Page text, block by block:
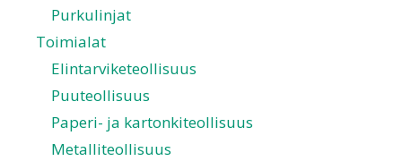
Purkulinjat
Toimialat
Elintarviketeollisuus
Puuteollisuus
Paperi- ja kartonkiteollisuus
Metalliteollisuus